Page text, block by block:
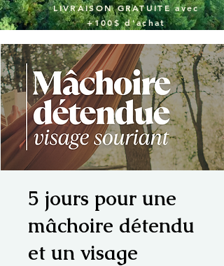
LIVRAISON GRATUITE avec
+100$ d'achat
5 jours pour une
mâchoire détendu
et un visage